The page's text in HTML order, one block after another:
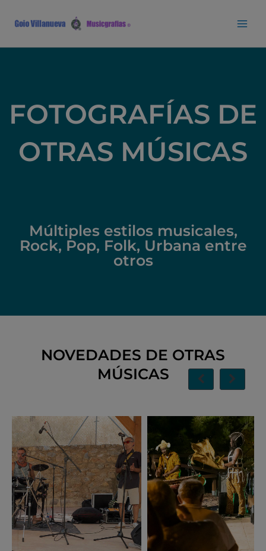
FOTOGRAFÍAS DE
OTRAS MÚSICAS
Múltiples estilos musicales,
Rock, Pop, Folk, Urbana entre
otros
NOVEDADES DE OTRAS
MÚSICAS